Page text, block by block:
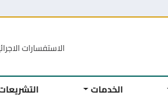
الاستفسارات
الخدمات